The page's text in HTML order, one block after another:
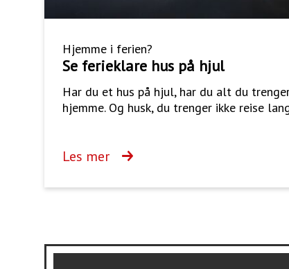
Hjemme i ferien?
Se ferieklare hus på hjul
Har du et hus på hjul, har du alt du
hjemme. Og husk, du trenger ikke reise
Les mer